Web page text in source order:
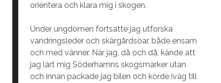
orientera och klara mig i skogen.
Under ungdomen fortsatte jag utforska
vandringsleder och skärgårdsöar, både ensam
och med vänner. När jag, då och då, kände att
jag lärt mig Söderhamns skogsmarker utan
och innan packade jag bilen och körde iväg till